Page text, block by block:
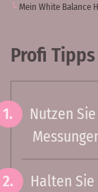
Mein White Balance
Profi Tipps
Nutzen
Halten